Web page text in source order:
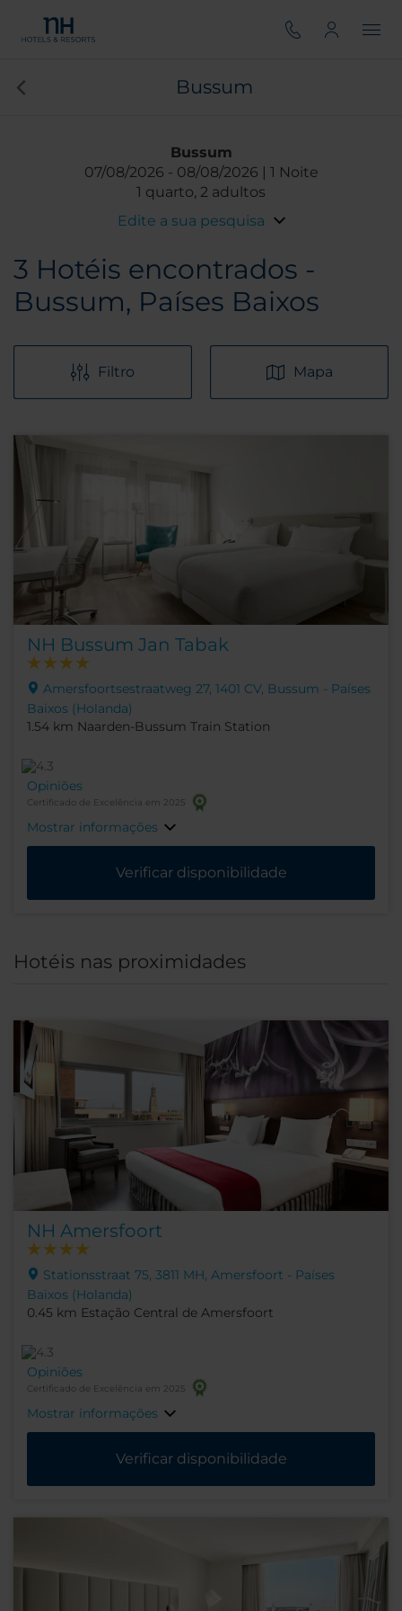
Bussum
Bussum
07/08/2026
08/08/2026
1 Noite
1 quarto, 2 adultos
Edite a sua pesquisa
3 Hotéis encontrados -
Bussum, Países Baixos
Filtro Mapa
NH Bussum Jan Tabak
Amersfoortsestraatweg 27, 1401 CV, Bussum - Países
Baixos (Holanda)
1.54 km Naarden-Bussum Train Station
Opiniões
Certificado de Excelência em 2025
Mostrar informações
Verificar disponibilidade
Hotéis nas proximidades
NH Amersfoort
Stationsstraat 75, 3811 MH, Amersfoort - Países
Baixos (Holanda)
0.45 km Estação Central de Amersfoort
Opiniões
Certificado de Excelência em 2025
Mostrar informações
Verificar disponibilidade